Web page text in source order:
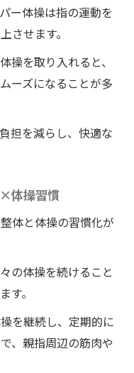
ー体操は指の運動を
させます。
操を取り入れると、
ーズになることが多
担を減らし、快適な
体操習慣
体と体操の習慣化が
の体操を続けること
す。
を継続し、定期的に
、親指周辺の筋肉や